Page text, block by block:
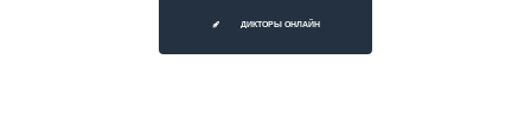
ДИКТОРЫ ОНЛАЙН